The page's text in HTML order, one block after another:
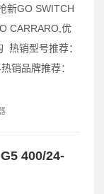
新GO SWITCH
CARRARO,优
热销型号推荐：
销品牌推荐：
400/24-